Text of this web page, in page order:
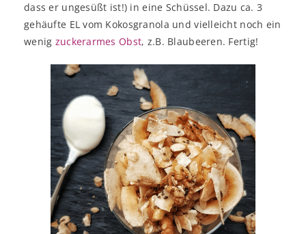
dass er ungesüßt ist!) in eine Schüssel. Dazu ca. 3
gehäufte EL vom Kokosgranola und vielleicht noch ein
wenig zuckerarmes Obst, z.B. Blaubeeren. Fertig!